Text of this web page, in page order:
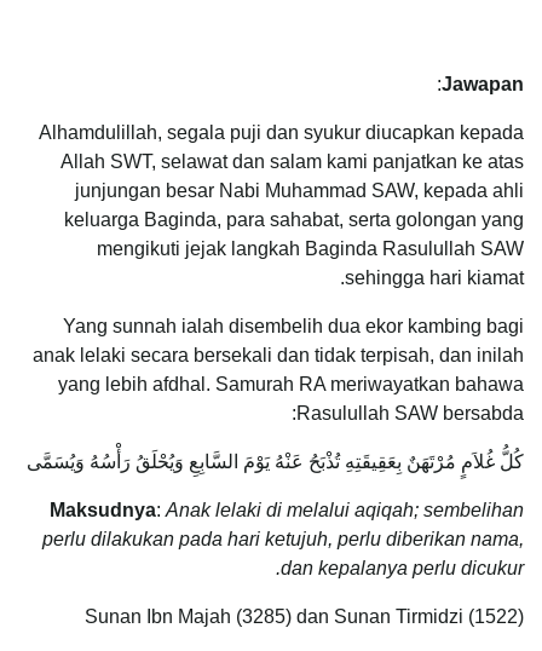
Jawapan
:
Alhamdulillah, segala puji dan syukur diucapkan kepada
Allah SWT, selawat dan salam kami panjatkan ke atas
junjungan besar Nabi Muhammad SAW, kepada ahli
keluarga Baginda, para sahabat, serta golongan yang
mengikuti jejak langkah Baginda Rasulullah SAW
sehingga hari kiamat.
Yang sunnah ialah disembelih dua ekor kambing bagi
anak lelaki secara bersekali dan tidak terpisah, dan inilah
yang lebih afdhal. Samurah RA meriwayatkan bahawa
Rasulullah SAW bersabda:
كُلُّ غُلاَمٍ مُرْتَهَنٌ بِعَقِيقَتِهِ تُذْبَحُ عَنْهُ يَوْمَ السَّابِعِ وَيُحْلَقُ رَأْسُهُ وَيُسَمَّى
Maksudnya:Anak lelaki di melalui aqiqah; sembelihan
perlu dilakukan pada hari ketujuh, perlu diberikan nama,
dan kepalanya perlu dicukur.
Sunan Ibn Majah (3285) dan Sunan Tirmidzi (1522)